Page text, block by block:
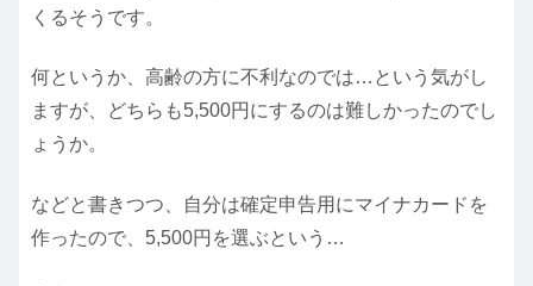
くるそうです。
何というか、高齢の方に不利なのでは…という気がし
ますが、どちらも5,500円にするのは難しかったのでし
ょうか。
などと書きつつ、自分は確定申告用にマイナカードを
作ったので、5,500円を選ぶという…